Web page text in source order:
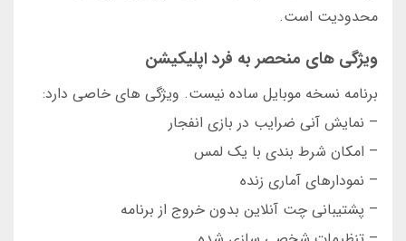
محدودیت است.
ویژگی های منحصر به فرد اپلیکیشن
برنامه نسخه موبایل ساده نیست. ویژگی های خاصی دارد:
– نمایش آنی ضرایب در بازی انفجار
– امکان شرط بندی با یک لمس
– نمودارهای آماری زنده
– پشتیبانی چت آنلاین بدون خروج از برنامه